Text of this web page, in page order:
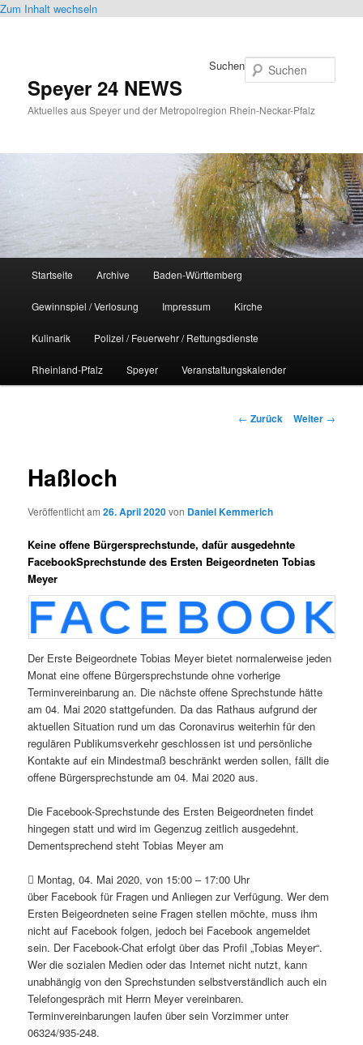
Zum Inhalt wechseln
Speyer 24 NEWS
Aktuelles aus Speyer und der Metropolregion Rhein-Neckar-Pfalz
Suchen
Startseite Archive Baden-Württemberg
Gewinnspiel / Verlosung Impressum Kirche
Kulinarik Polizei / Feuerwehr / Rettungsdienste
Rheinland-Pfalz Speyer Veranstaltungskalender
Beitrags-
← Zurück Weiter →
Haßloch
Veröffentlicht am26. April 2020von Daniel Kemmerich
Keine offene Bürgersprechstunde, dafür ausgedehnte
FacebookSprechstunde des Ersten Beigeordneten Tobias
Meyer
Der Erste Beigeordnete Tobias Meyer bietet normalerweise jeden
Monat eine offene Bürgersprechstunde ohne vorherige
Terminvereinbarung an. Die nächste offene Sprechstunde hätte
am 04. Mai 2020 stattgefunden. Da das Rathaus aufgrund der
aktuellen Situation rund um das Coronavirus weiterhin für den
regulären Publikumsverkehr geschlossen ist und persönliche
Kontakte auf ein Mindestmaß beschränkt werden sollen, fällt die
offene Bürgersprechstunde am 04. Mai 2020 aus.
Die Facebook-Sprechstunde des Ersten Beigeordneten findet
hingegen statt und wird im Gegenzug zeitlich ausgedehnt.
Dementsprechend steht Tobias Meyer am
 Montag, 04. Mai 2020, von 15:00 – 17:00 Uhr
über Facebook für Fragen und Anliegen zur Verfügung. Wer dem
Ersten Beigeordneten seine Fragen stellen möchte, muss ihm
nicht auf Facebook folgen, jedoch bei Facebook angemeldet
sein. Der Facebook-Chat erfolgt über das Profil „Tobias Meyer“.
Wer die sozialen Medien oder das Internet nicht nutzt, kann
unabhängig von den Sprechstunden selbstverständlich auch ein
Telefongespräch mit Herrn Meyer vereinbaren.
Terminvereinbarungen laufen über sein Vorzimmer unter
06324/935-248.